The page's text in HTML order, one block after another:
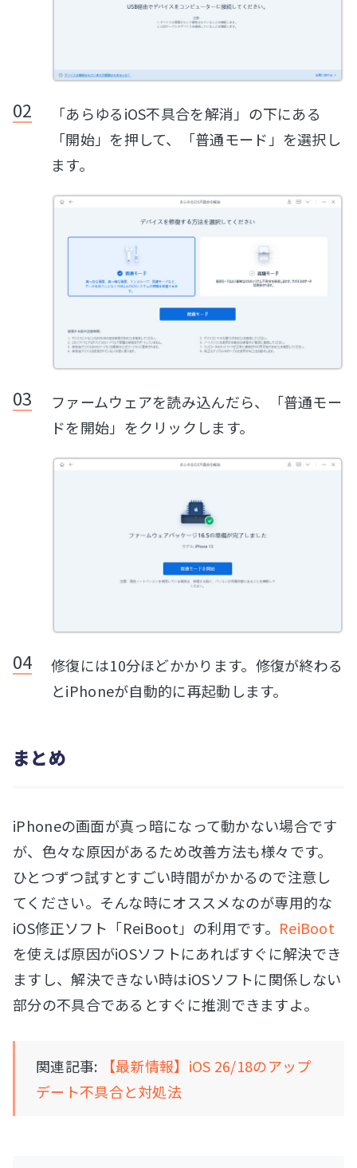
「あらゆるiOS不具合を解消」の下にある
「開始」を押して、「普通モード」を選択し
ます。
ファームウェアを読み込んだら、「普通モー
ドを開始」をクリックします。
修復には10分ほどかかります。修復が終わる
とiPhoneが自動的に再起動します。
まとめ
iPhoneの画面が真っ暗になって動かない場合です
が、色々な原因があるため改善方法も様々です。
ひとつずつ試すとすごい時間がかかるので注意し
てください。そんな時にオススメなのが専用的な
iOS修正ソフト「ReiBoot」の利用です。 ReiBoot
を使えば原因がiOSソフトにあればすぐに解決でき
ますし、解決できない時はiOSソフトに関係しない
部分の不具合であるとすぐに推測できますよ。
関連記事:
【最新情報】iOS 26/18のアップ
デート不具合と対処法